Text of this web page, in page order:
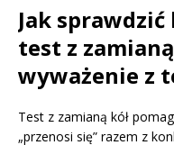
Jak
test z
wyważenie z
Test z zamianą kół
„przenosi się” razem z